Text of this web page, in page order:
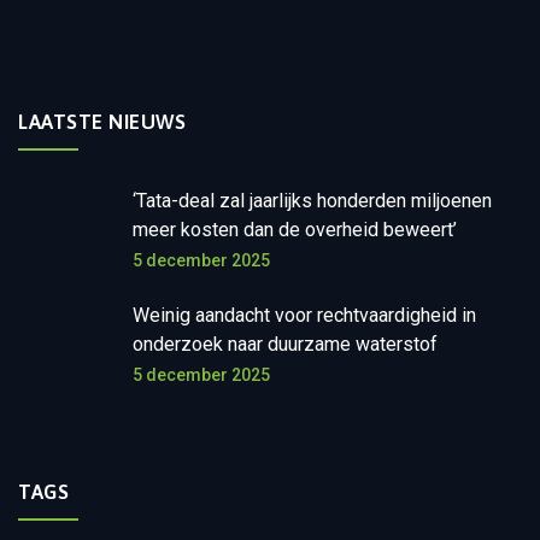
LAATSTE NIEUWS
‘Tata-deal zal jaarlijks honderden miljoenen
meer kosten dan de overheid beweert’
5 december 2025
Weinig aandacht voor rechtvaardigheid in
onderzoek naar duurzame waterstof
5 december 2025
TAGS